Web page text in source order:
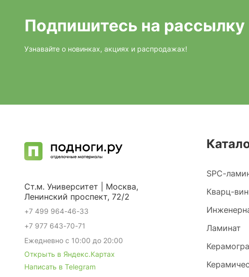
Подпишитесь на рассылку
Узнавайте о новинках, акциях и распродажах!
SPC-
Кварц-
Ламинат
Ст.м. Университет | Москва,
Ленинский проспект, 72/2
+7 499 964-46-33
+7 977 643-70-71
Ежедневно с 10:00 до 20:00
Открыть в Яндекс.Картах
Написать в Telegram